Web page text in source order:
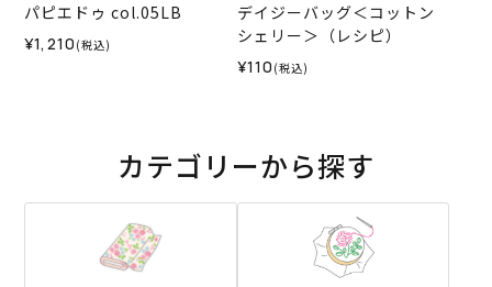
パピエドゥ col.05LB
¥1,210 (税込)
デイジーバッグ＜コットン
シェリー＞（レシピ）
¥110 (税込)
カテゴリーから探す